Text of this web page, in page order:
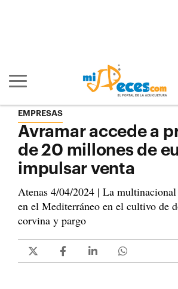
Mostrar/ocultar navegación principal
EMPRESAS
Avramar accede a
de 20 millones de
impulsar venta
Atenas 4/04/2024 | La
en el Mediterráneo en el cultivo de
corvina y pargo